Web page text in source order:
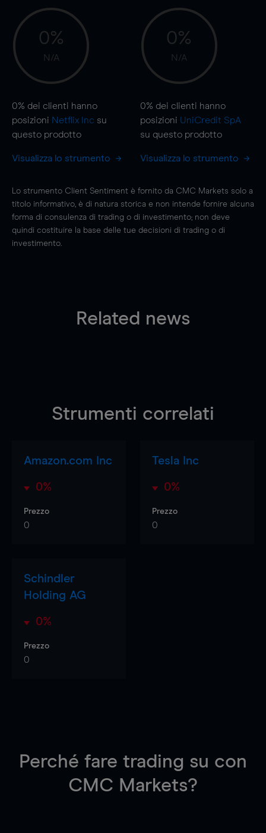
0%
N/A
0% dei clienti hanno
posizioni Netflix Inc su
questo prodotto
Visualizza lo strumento
0%
N/A
0% dei clienti hanno
posizioni UniCredit SpA
su questo prodotto
Visualizza lo strumento
Lo strumento Client Sentiment è fornito da CMC Markets solo a
titolo informativo, è di natura storica e non intende fornire alcuna
forma di consulenza di trading o di investimento; non deve
quindi costituire la base delle tue decisioni di trading o di
investimento.
Related news
Strumenti correlati
Amazon.com Inc
0%
Prezzo
0
Tesla Inc
0%
Prezzo
0
Schindler
Holding AG
0%
Prezzo
0
Perché fare trading su con
CMC Markets?